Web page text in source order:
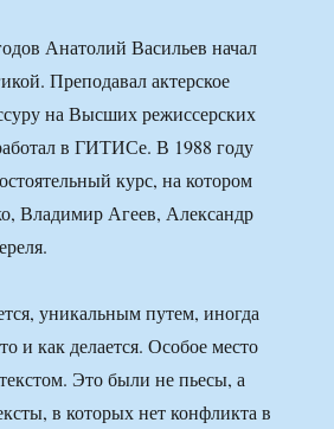
Анатолий Васильев начал
Преподавал актерское
на Высших режиссерских
в ГИТИСе. В 1988 году
курс, на котором
Владимир Агеев, Александр
уникальным путем, иногда
и как делается. Особое место
Это были не пьесы, а
в которых нет конфликта в